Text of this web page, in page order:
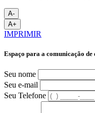
A-
A+
IMPRIMIR
Espaço para a comunicação de
Seu nome
Seu e-mail
Seu Telefone